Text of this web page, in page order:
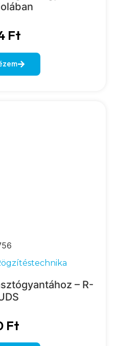
Ft
– R-
Ft